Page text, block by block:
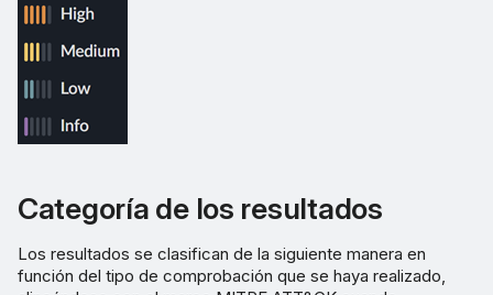
Categoría de los resultados
Los resultados se clasifican de la siguiente manera en
función del tipo de comprobación que se haya realizado,